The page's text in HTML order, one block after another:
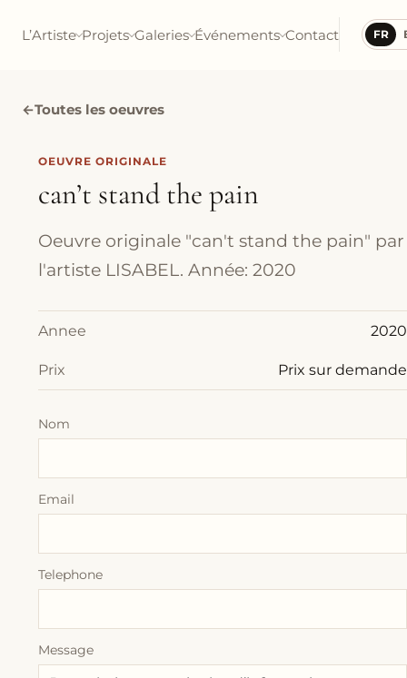
L’Artiste Projets Galeries Événements Contact FR
←Toutes les oeuvres
OEUVRE ORIGINALE
can’t stand the pain
Oeuvre originale "can't stand the pain" par
l'artiste LISABEL. Année: 2020
Annee 2020
Prix Prix sur demande
Nom
Email
Telephone
Message